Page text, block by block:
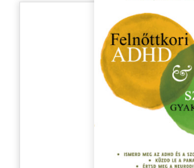
Szótár, nyelvkönyv
Tankönyv, segédkönyv